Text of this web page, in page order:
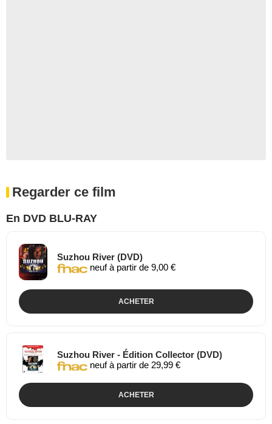
Regarder ce film
En DVD BLU-RAY
Suzhou River (DVD)
neuf à partir de 9,00 €
ACHETER
Suzhou River - Édition Collector (DVD)
neuf à partir de 29,99 €
ACHETER